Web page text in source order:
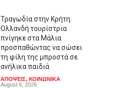
Τραγωδία στην Κρήτη:
Ολλανδή τουρίστρια
πνίγηκε στα Μάλια
προσπαθώντας να σώσει
τη φίλη της μπροστά σε
ανήλικα παιδιά
ΑΠΟΨΕΙΣ, ΚΟΙΝΩΝΙΚΑ
August 6, 2026